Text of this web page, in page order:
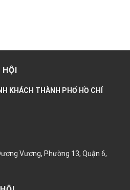
HỘI
KHÁCH THÀNH PHỐ HỒ CHÍ
Vương, Phường 13, Quận 6,